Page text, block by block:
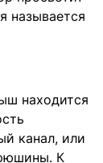
называется
находится
канал, или
К